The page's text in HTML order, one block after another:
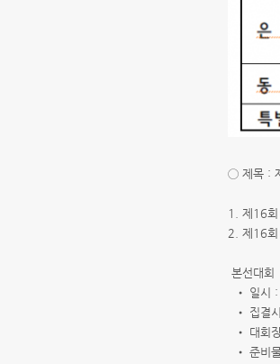
◯ 제목 :
1. 제16회
2. 제16회
본선대회
• 일시 :
• 집결
• 대회
• 준비